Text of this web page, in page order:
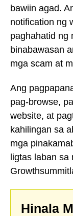
bawiin agad.
notification ng
paghahatid ng
binabawasan
mga scam at
Ang
pag-browse,
website, at
kahilingan sa
mga
ligtas laban
Hinala